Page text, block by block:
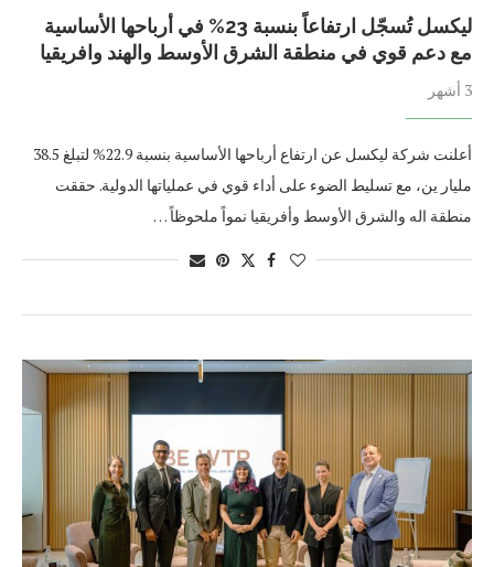
ليكسل تُسجّل ارتفاعاً بنسبة 23% في أرباحها الأساسية
مع دعم قوي في منطقة الشرق الأوسط والهند وافريقيا
3 أشهر
أعلنت شركة ليكسل عن ارتفاع أرباحها الأساسية بنسبة 22.9% لتبلغ 38.5
مليار ين، مع تسليط الضوء على أداء قوي في عملياتها الدولية. حققت
منطقة اله والشرق الأوسط وأفريقيا نمواً ملحوظاً …